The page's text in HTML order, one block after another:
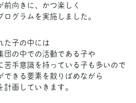
前向きに、かつ楽しく
ログラムを実施しました。
た子の中には
団の中での活動である子や
苦手意識を持っている子も多いので
できる要素を散りばめながら
計画していきます。